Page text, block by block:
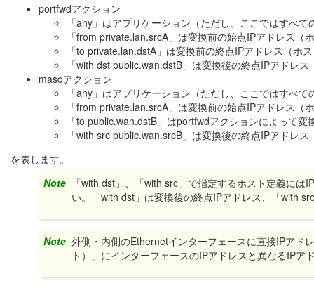
portfwdアクション
「any」はアプリケーション（ただし、ここではすべ
「from private.lan.srcA」は変換前の始点IPアドレス（
「to private.lan.dstA」は変換前の終点IPアドレス（ホ
「with dst public.wan.dstB」は変換後の終点IPアドレス
masqアクション
「any」はアプリケーション（ただし、ここではすべ
「from private.lan.srcA」は変換前の始点IPアドレス（
「to public.wan.dstB」はportfwdアクションによって
「with src public.wan.srcB」は変換後の終点IPアドレス
を表します。
Note
「with dst」、「with src」で指定するホスト定義には
い。「with dst」は変換後の終点IPアドレス、「with
Note 外側・内側のEthernetインターフェースに直接IPアド
ト）」にインターフェースのIPアドレスと異なるIP